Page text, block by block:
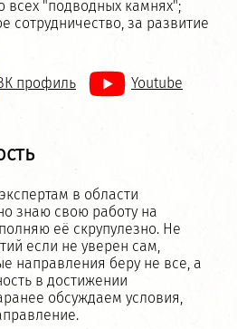
всех "подводных камнях";
сотрудничество, за развитие
профиль
Youtube
в области
знаю свою работу на
её скрупулезно. Не
если не уверен сам,
направления беру не все, а
в достижении
обсуждаем условия,